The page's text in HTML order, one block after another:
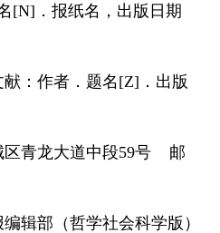
[N]．报纸名，出版日期
：作者．题名[Z]．出版
区青龙大道中段59号 邮
辑部（哲学社会科学版）